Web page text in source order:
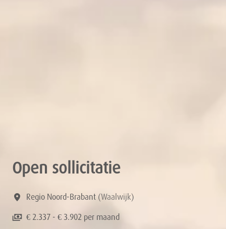
Open sollicitatie
Regio Noord-Brabant (Waalwijk)
€ 2.337 - € 3.902 per maand